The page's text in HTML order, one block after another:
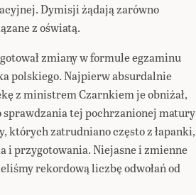
Dymisji żądają zarówno
z oświatą.
zmiany w formule egzaminu
polskiego. Najpierw absurdalnie
z ministrem Czarnkiem je obniżał,
sprawdzania tej pochrzanionej matury
których zatrudniano często z łapanki,
i przygotowania. Niejasne i zmienne
rekordową liczbę odwołań od